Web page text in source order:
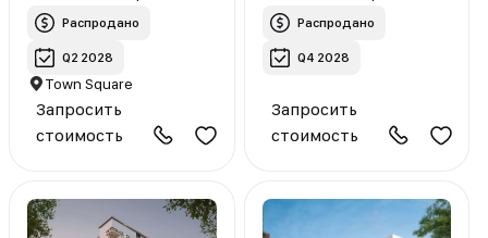
Распродано
Q2 2028
Town Square
Запросить
стоимость
Распродано
Q4 2028
Запросить
стоимость